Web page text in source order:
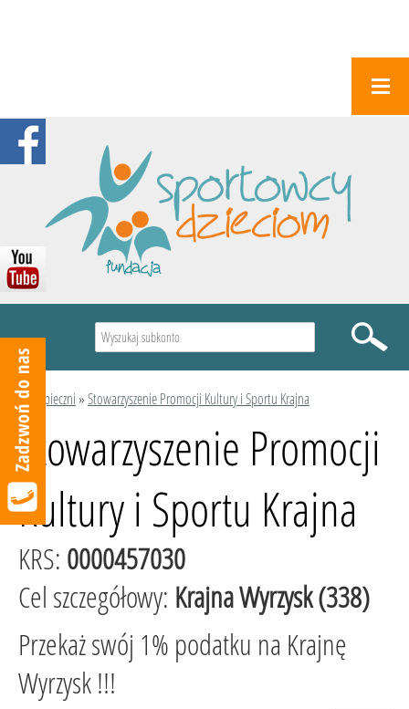
Podopieczni»Stowarzyszenie Promocji Kultury i Sportu Krajna
Stowarzyszenie Promocji
Kultury i Sportu Krajna
KRS: 0000457030
Cel szczegółowy: Krajna Wyrzysk (338)
Przekaż swój 1% podatku na Krajnę
Wyrzysk !!!